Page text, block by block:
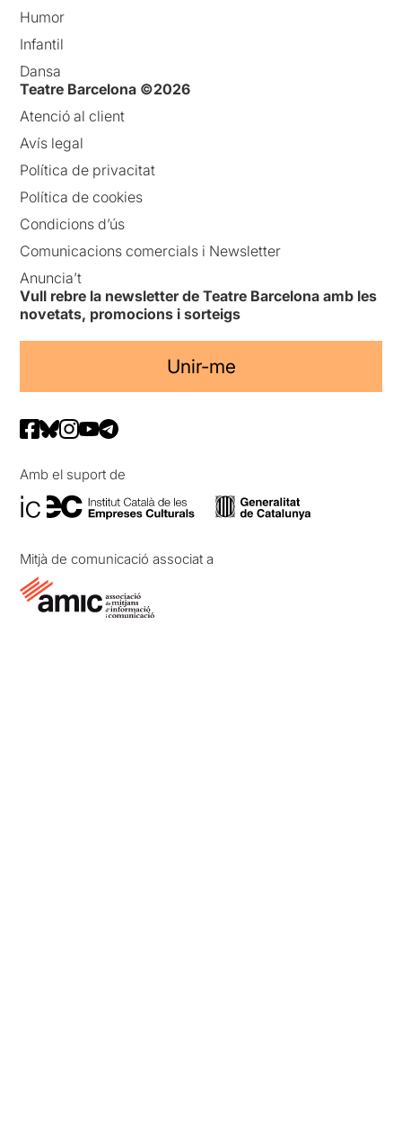
Humor
Infantil
Dansa
Teatre Barcelona ©2026
Atenció al client
Avís legal
Política de privacitat
Política de cookies
Condicions d’ús
Comunicacions comercials i Newsletter
Anuncia’t
Vull rebre la newsletter de Teatre Barcelona amb les
novetats, promocions i sorteigs
Unir-me
Amb el suport de
Mitjà de comunicació associat a